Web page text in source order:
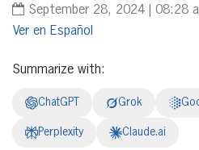
September 28, 2024 | 08:28
Español
Summarize with:
ChatGPT Grok
Perplexity Claude.ai